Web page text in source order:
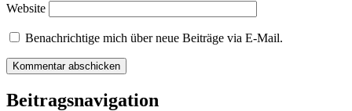
Website
Benachrichtige mich über neue Beiträge via E-Mail.
Beitragsnavigation